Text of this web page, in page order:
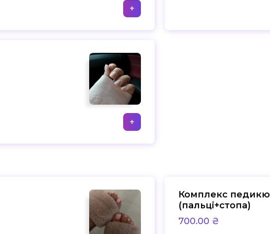
+
+
Комплекс
(пальці+стопа)
700.00 ₴